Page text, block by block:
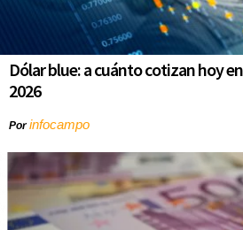
Dólar blue: a cuánto cotizan hoy
2026
Porinfocampo